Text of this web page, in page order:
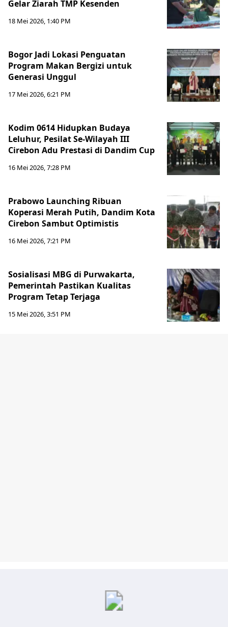
Gelar Ziarah TMP Kesenden
18 Mei 2026, 1:40 PM
Bogor Jadi Lokasi Penguatan
Program Makan Bergizi untuk
Generasi Unggul
17 Mei 2026, 6:21 PM
Kodim 0614 Hidupkan Budaya
Leluhur, Pesilat Se-Wilayah III
Cirebon Adu Prestasi di Dandim Cup
16 Mei 2026, 7:28 PM
Prabowo Launching Ribuan
Koperasi Merah Putih, Dandim Kota
Cirebon Sambut Optimistis
16 Mei 2026, 7:21 PM
Sosialisasi MBG di Purwakarta,
Pemerintah Pastikan Kualitas
Program Tetap Terjaga
15 Mei 2026, 3:51 PM